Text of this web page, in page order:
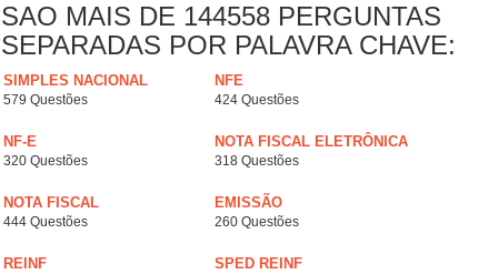
SAO MAIS DE 144558 PERGUNTAS
SEPARADAS POR PALAVRA CHAVE:
SIMPLES NACIONAL
579 Questões
NFE
424 Questões
NF-E
320 Questões
NOTA FISCAL ELETRÔNICA
318 Questões
NOTA FISCAL
444 Questões
EMISSÃO
260 Questões
REINF SPED REINF